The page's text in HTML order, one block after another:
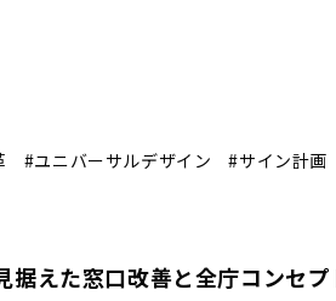
#ユニバーサルデザイン #サイン計画
据えた窓口改善と全庁コンセプ